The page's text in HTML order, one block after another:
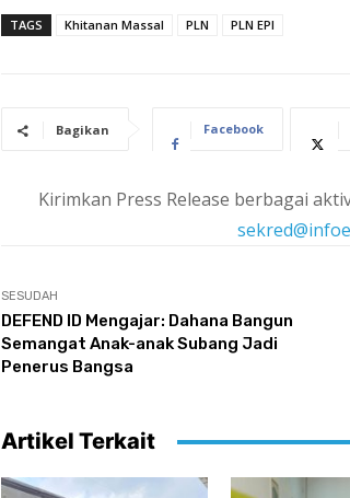
TAGS Khitanan Massal PLN PLN EPI
Bagikan Facebook
Kirimkan Press Release berbagai
SESUDAH
DEFEND ID Mengajar: Dahana Bangun
Semangat Anak-anak Subang Jadi
Penerus Bangsa
Artikel Terkait